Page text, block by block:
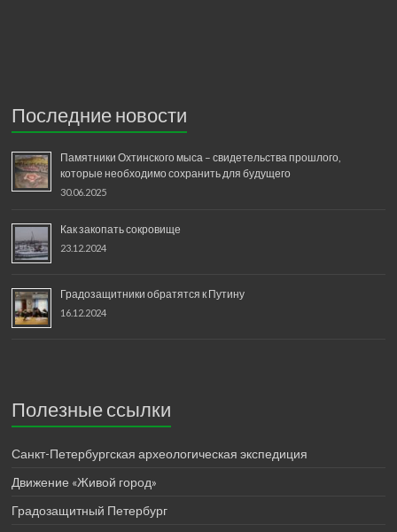
Последние новости
Памятники Охтинского мыса – свидетельства прошлого,
которые необходимо сохранить для будущего
30.06.2025
Как закопать сокровище
23.12.2024
Градозащитники обратятся к Путину
16.12.2024
Полезные ссылки
Санкт-Петербургская археологическая экспедиция
Движение «Живой город»
Градозащитный Петербург